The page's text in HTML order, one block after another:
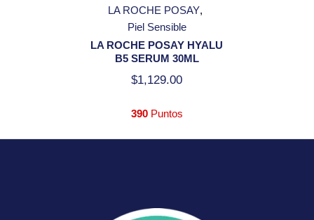
LA ROCHE POSAY
Piel Sensible
LA ROCHE POSAY HYALU
B5 SERUM 30ML
$1,129.00
390Puntos